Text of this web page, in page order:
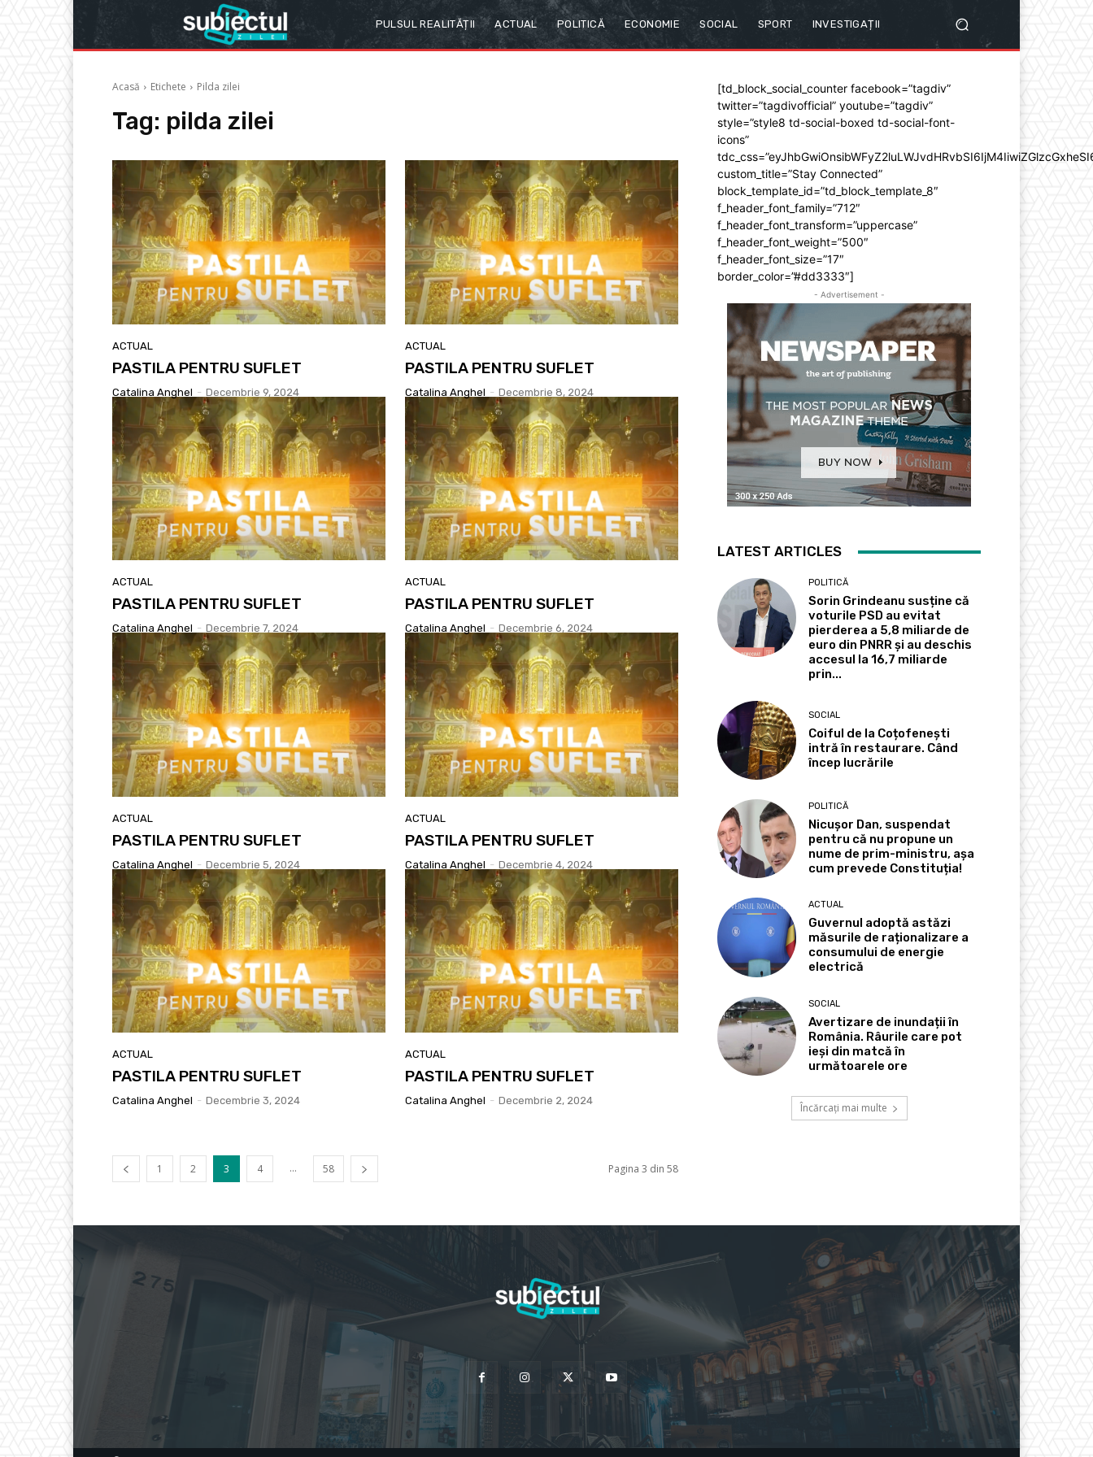
PULSUL REALITĂȚII ACTUAL POLITICĂ ECONOMIE SOCIAL SPORT INVESTIGAȚII
Acasă Etichete Pilda zilei
Tag: pilda zilei
ACTUAL
PASTILA PENTRU SUFLET
Catalina Anghel - Decembrie 9, 2024
ACTUAL
PASTILA PENTRU SUFLET
Catalina Anghel - Decembrie 8, 2024
ACTUAL
PASTILA PENTRU SUFLET
Catalina Anghel - Decembrie 7, 2024
ACTUAL
PASTILA PENTRU SUFLET
Catalina Anghel - Decembrie 6, 2024
ACTUAL
PASTILA PENTRU SUFLET
Catalina Anghel - Decembrie 5, 2024
ACTUAL
PASTILA PENTRU SUFLET
Catalina Anghel - Decembrie 4, 2024
ACTUAL
PASTILA PENTRU SUFLET
Catalina Anghel - Decembrie 3, 2024
ACTUAL
PASTILA PENTRU SUFLET
Catalina Anghel - Decembrie 2, 2024
1 2 3 4 ... 58 Pagina 3 din 58
[td_block_social_counter facebook=”tagdiv”
twitter=”tagdivofficial” youtube=”tagdiv”
style=”style8 td-social-boxed td-social-font-
icons”
custom_title=”Stay Connected”
block_template_id=”td_block_template_8″
f_header_font_family=”712″
f_header_font_transform=”uppercase”
f_header_font_weight=”500″
f_header_font_size=”17″
border_color=”#dd3333″]
- Advertisement -
LATEST ARTICLES
POLITICĂ
Sorin Grindeanu susține că
voturile PSD au evitat
pierderea a 5,8 miliarde de
euro din PNRR și au deschis
accesul la 16,7 miliarde
prin...
SOCIAL
Coiful de la Coțofenești
intră în restaurare. Când
încep lucrările
POLITICĂ
Nicușor Dan, suspendat
pentru că nu propune un
nume de prim-ministru, așa
cum prevede Constituția!
ACTUAL
Guvernul adoptă astăzi
măsurile de raționalizare a
consumului de energie
electrică
SOCIAL
Avertizare de inundații în
România. Râurile care pot
ieși din matcă în
următoarele ore
Încărcați mai multe